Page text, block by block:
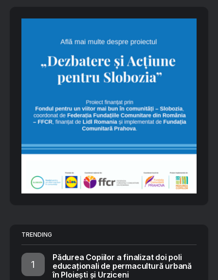
TRENDING
Pădurea Copiilor a finalizat doi poli
educaționali de permacultură urbană
în Ploiești și Urziceni